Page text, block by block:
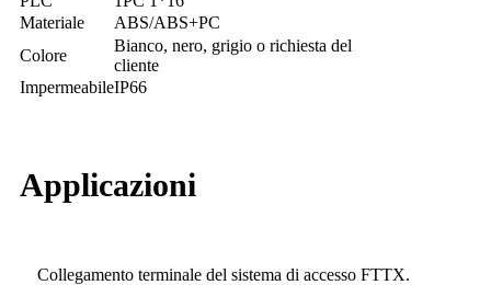
Materiale
ABS/ABS+PC
Colore
Bianco, nero, grigio o richiesta del
cliente
ImpermeabileIP66
Applicazioni
Collegamento terminale del sistema di accesso FTTX.